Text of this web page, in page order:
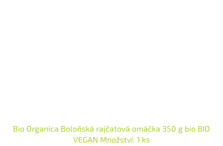
Bio Organica Boloňská rajčatová omáčka 350 g bio BIO
VEGAN Množství: 1 ks